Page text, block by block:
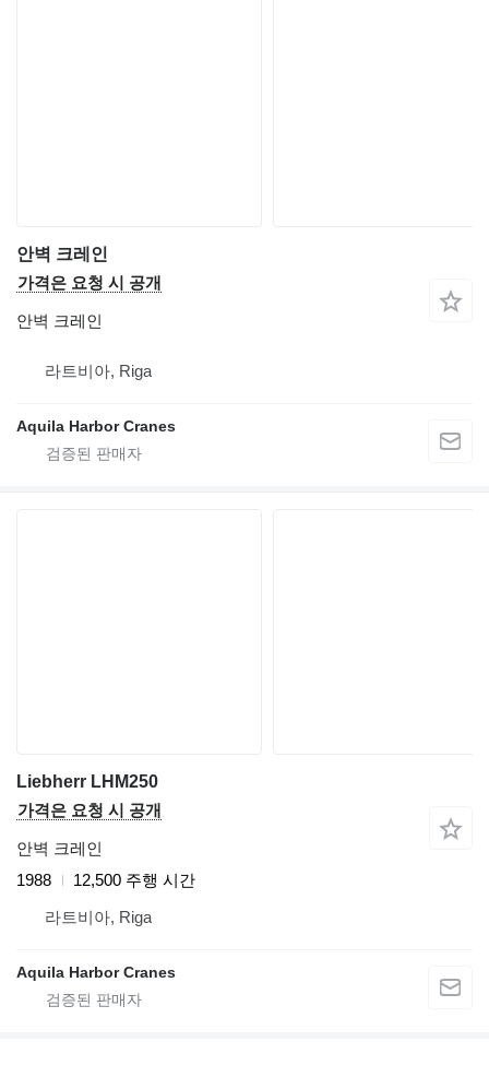
안벽 크레인
가격은 요청 시 공개
안벽 크레인
라트비아, Riga
Aquila Harbor Cranes
Liebherr LHM250
가격은 요청 시 공개
안벽 크레인
1988
12,500 주행 시간
라트비아, Riga
Aquila Harbor Cranes